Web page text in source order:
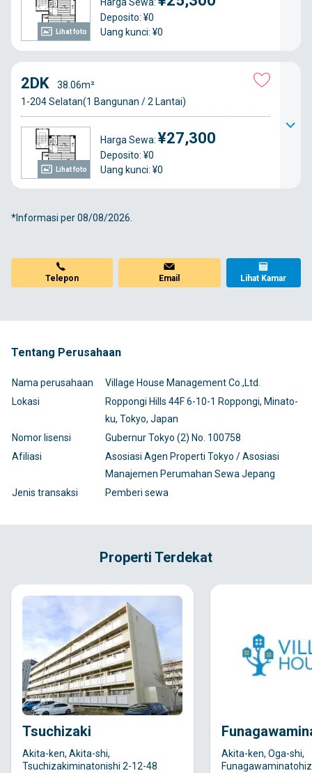
Lihat foto
Deposito: ¥0
Uang kunci: ¥0
Lihat foto
2DK
38.06m²
1-204 Selatan(1 Bangunan / 2 Lantai)
Harga Sewa: ¥27,300
Deposito: ¥0
Uang kunci: ¥0
*Informasi per 08/08/2026.
Telepon Email Lihat Kamar
Tentang Perusahaan
Nama perusahaan
Village House Management Co.,Ltd.
Lokasi
Roppongi Hills 44F 6-10-1 Roppongi, Minato-
ku, Tokyo, Japan
Nomor lisensi
Gubernur Tokyo (2) No. 100758
Afiliasi
Asosiasi Agen Properti Tokyo / Asosiasi
Manajemen Perumahan Sewa Jepang
Jenis transaksi
Pemberi sewa
Properti Terdekat
Tsuchizaki
Akita-ken, Akita-shi,
Tsuchizakiminatonishi 2-12-48
Akita-ken, Oga-shi,